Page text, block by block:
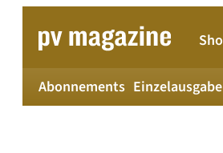
springen
Abonnements